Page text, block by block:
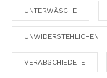
UNTERWÄSCHE
UNWIDERSTEHLICHEN
VERABSCHIEDETE